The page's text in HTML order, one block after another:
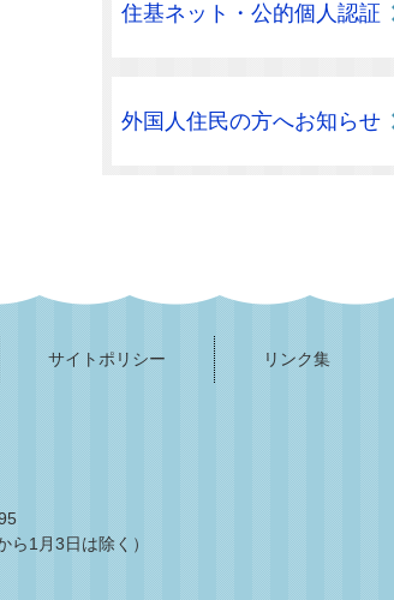
住基ネット・公的個人認証
外国人住民の方へお知らせ
サイトポリシー リンク集
ら1月3日は除く）